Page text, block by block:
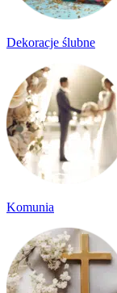
Dekoracje ślubne
Komunia